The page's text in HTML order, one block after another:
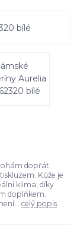
dopřát
Kůže je
klima, díky
doplňkem.
celý popis